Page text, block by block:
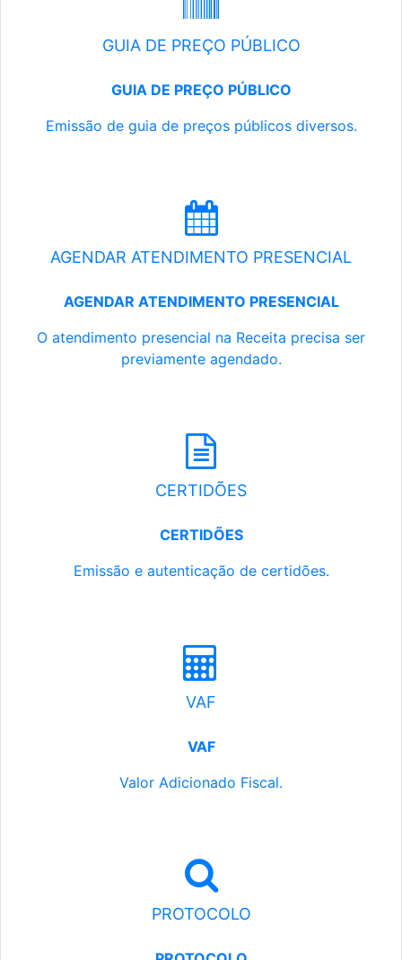
GUIA DE PREÇO PÚBLICO
GUIA DE PREÇO PÚBLICO
Emissão de guia de preços públicos diversos.
AGENDAR ATENDIMENTO PRESENCIAL
AGENDAR ATENDIMENTO PRESENCIAL
O atendimento presencial na Receita precisa ser
previamente agendado.
CERTIDÕES
CERTIDÕES
Emissão e autenticação de certidões.
VAF
VAF
Valor Adicionado Fiscal.
PROTOCOLO